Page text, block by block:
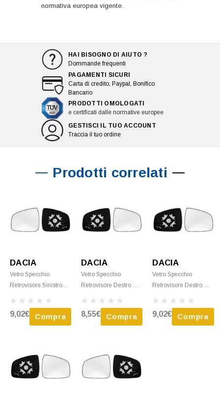
normativa europea vigente.
HAI BISOGNO DI AIUTO ?
Dommande frequenti
PAGAMENTI SICURI
Carta di credito, Paypal, Bonifico
Bancario
PRODOTTI OMOLOGATI
e certificati dalle normative europee
GESTISCI IL TUO ACCOUNT
Traccia il tuo ordine
Prodotti correlati
DACIA
Vetro Specchio
Retrovisore Sinistro
MCV Fase 1, 2013-
2016, Sbrinamento,
9,02€ Compra
DACIA
Vetro Specchio
Retrovisore Destro Per
Fase 1, 2013-2016,
Clip-On, Nuovo
8,55€ Compra
DACIA
Vetro Specchio
Retrovisore Destro Per
Fase 2, 2008-2013,
Sbrinamento, Clip-On
9,02€ Compra